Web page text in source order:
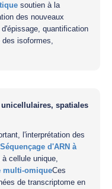
soutien à la
des nouveaux
quantification
isoformes,
spatiales
l'interprétation des
Séquençage d'ARN à
cellule unique,
multi-omiqueCes
de transcriptome en